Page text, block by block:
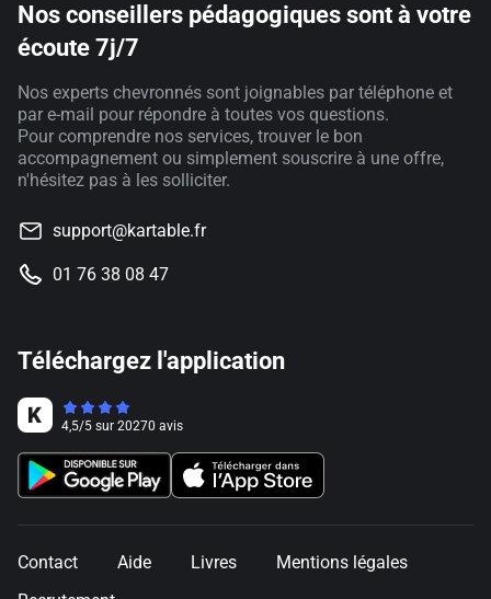
Nos conseillers pédagogiques sont à votre
écoute 7j/7
Nos experts chevronnés sont joignables par téléphone et
par e-mail pour répondre à toutes vos questions.
Pour comprendre nos services, trouver le bon
accompagnement ou simplement souscrire à une offre,
n'hésitez pas à les solliciter.
support@kartable.fr
01 76 38 08 47
Téléchargez l'application
4,5/5 sur 20270 avis
Contact Aide Livres
Mentions légales